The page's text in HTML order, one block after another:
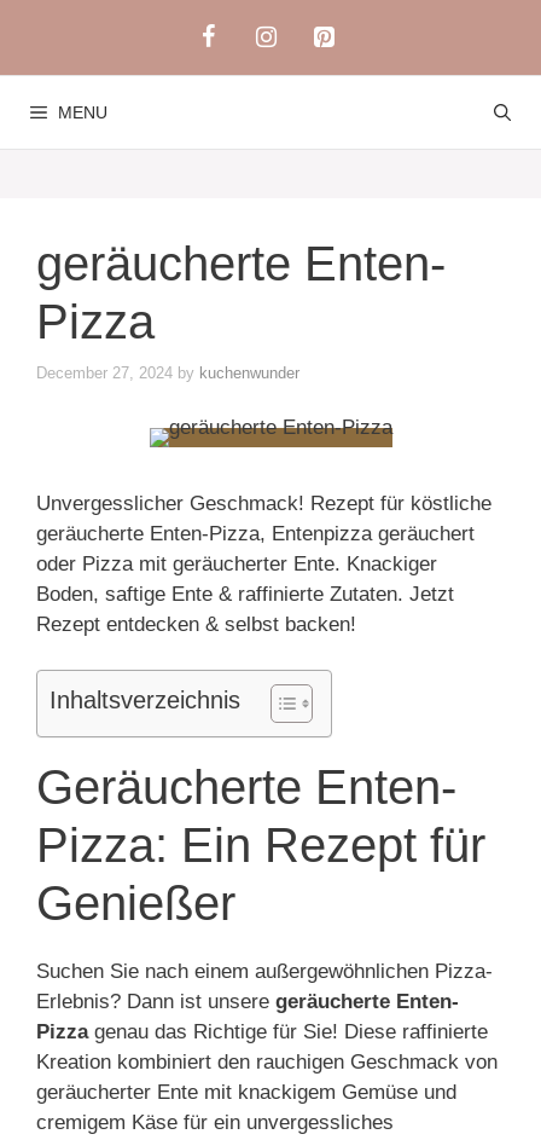
content
MENU
geräucherte Enten-
Pizza
December 27, 2024 by kuchenwunder
Unvergesslicher Geschmack! Rezept für köstliche
geräucherte Enten-Pizza, Entenpizza geräuchert
oder Pizza mit geräucherter Ente. Knackiger
Boden, saftige Ente & raffinierte Zutaten. Jetzt
Rezept entdecken & selbst backen!
Inhaltsverzeichnis
Geräucherte Enten-
Pizza: Ein Rezept für
Genießer
Suchen Sie nach einem außergewöhnlichen Pizza-
Erlebnis? Dann ist unsere geräucherte Enten-
Pizzagenau das Richtige für Sie! Diese raffinierte
Kreation kombiniert den rauchigen Geschmack von
geräucherter Ente mit knackigem Gemüse und
cremigem Käse für ein unvergessliches